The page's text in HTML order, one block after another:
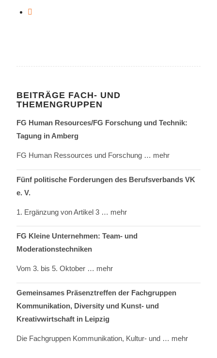
BEITRÄGE FACH- UND
THEMENGRUPPEN
FG Human Resources/FG Forschung und Technik:
Tagung in Amberg
FG Human Ressources und Forschung … mehr
Fünf politische Forderungen des Berufsverbands VK
e. V.
1. Ergänzung von Artikel 3 … mehr
FG Kleine Unternehmen: Team- und
Moderationstechniken
Vom 3. bis 5. Oktober … mehr
Gemeinsames Präsenztreffen der Fachgruppen
Kommunikation, Diversity und Kunst- und
Kreativwirtschaft in Leipzig
Die Fachgruppen Kommunikation, Kultur- und … mehr